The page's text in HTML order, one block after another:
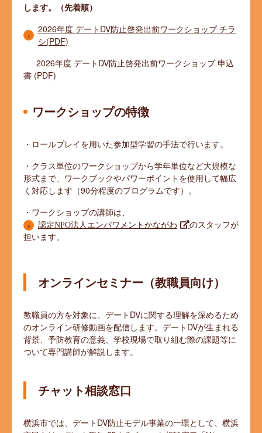
します。（先着順）
2026年度 デートDV防止啓発出前ワークショップ チラ
シ(PDF)
2026年度 デートDV防止啓発出前ワークショップ 申込
書 (PDF)
ワークショップの特徴
・ロールプレイを用いた参加型学習の手法で行います。
・クラス単位のワークショップから学年単位など大規模な
形式まで、ワークブックやパワーポイントを使用して幅広
く対応します（90分程度のプログラムです）。
・ワークショップの講師は、
認定NPO法人エンパワメントかながわ
のスタッフが
担います。
オンラインセミナー（教職員向け）
教職員の方を対象に、デートDVに関する理解を深めるため
のオンライン研修動画を配信します。デートDVが生まれる
背景、予防教育の意義、学校現場で取り組む際の課題等に
ついて専門講師が解説します。
チャット相談窓口
横浜市では、デートDV防止モデル事業の一環として、横浜